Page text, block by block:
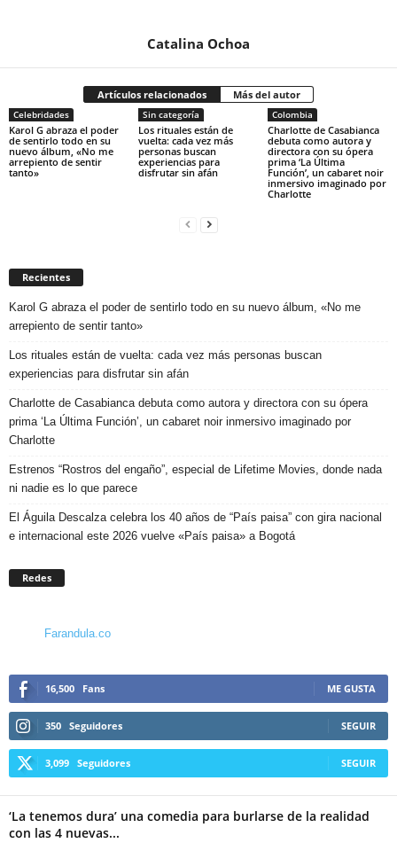
Catalina Ochoa
Artículos relacionados Más del autor
Celebridades
Karol G abraza el poder
de sentirlo todo en su
nuevo álbum, «No me
arrepiento de sentir
tanto»
Sin categoría
Los rituales están de
vuelta: cada vez más
personas buscan
experiencias para
disfrutar sin afán
Colombia
Charlotte de Casabianca
debuta como autora y
directora con su ópera
prima ‘La Última
Función’, un cabaret noir
inmersivo imaginado por
Charlotte
Recientes
Karol G abraza el poder de sentirlo todo en su nuevo álbum, «No me
arrepiento de sentir tanto»
Los rituales están de vuelta: cada vez más personas buscan
experiencias para disfrutar sin afán
Charlotte de Casabianca debuta como autora y directora con su ópera
prima ‘La Última Función’, un cabaret noir inmersivo imaginado por
Charlotte
Estrenos “Rostros del engaño”, especial de Lifetime Movies, donde nada
ni nadie es lo que parece
El Águila Descalza celebra los 40 años de “País paisa” con gira nacional
e internacional este 2026 vuelve «País paisa» a Bogotá
Redes
Farandula.co
16,500 Fans ME GUSTA
350 Seguidores SEGUIR
3,099 Seguidores SEGUIR
‘La tenemos dura’ una comedia para burlarse de la realidad
con las 4 nuevas...